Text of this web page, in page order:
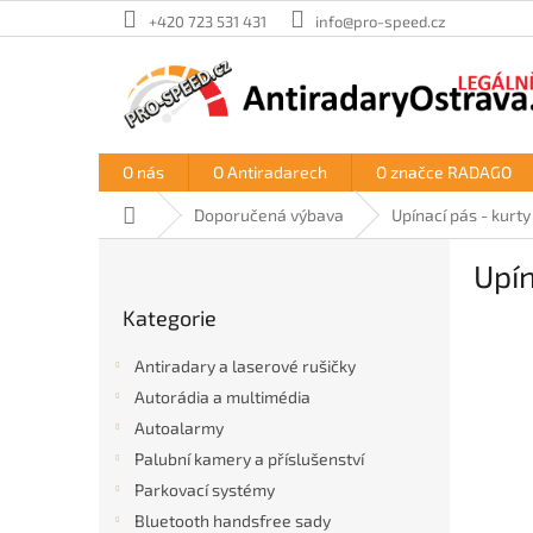
na
+420 723 531 431 info@pro-speed.cz
O nás O Antiradarech O značce RADAGO
Domů Doporučená výbava Upínací pás - kurty
kategorie
Kategorie
Antiradary a laserové rušičky
Autorádia a multimédia
Autoalarmy
Palubní kamery a příslušenství
Parkovací systémy
Bluetooth handsfree sady